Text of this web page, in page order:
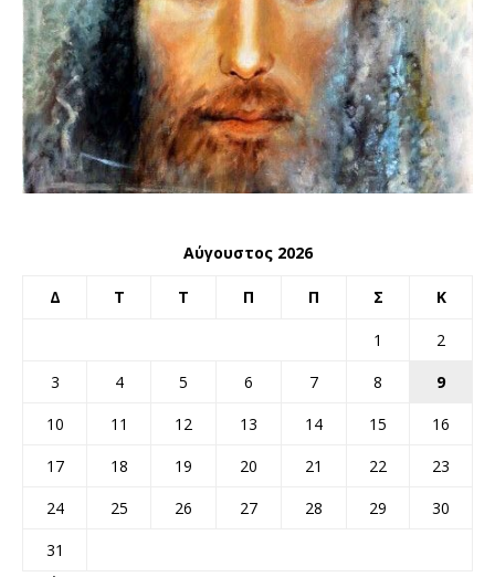
Αύγουστος 2026
Δ Τ Τ Π Π Σ Κ
1
2
3
4 5 6 7 8
9
10
11 12 13 14 15
16
17
18 19 20 21 22
23
24
25 26 27 28 29
30
31